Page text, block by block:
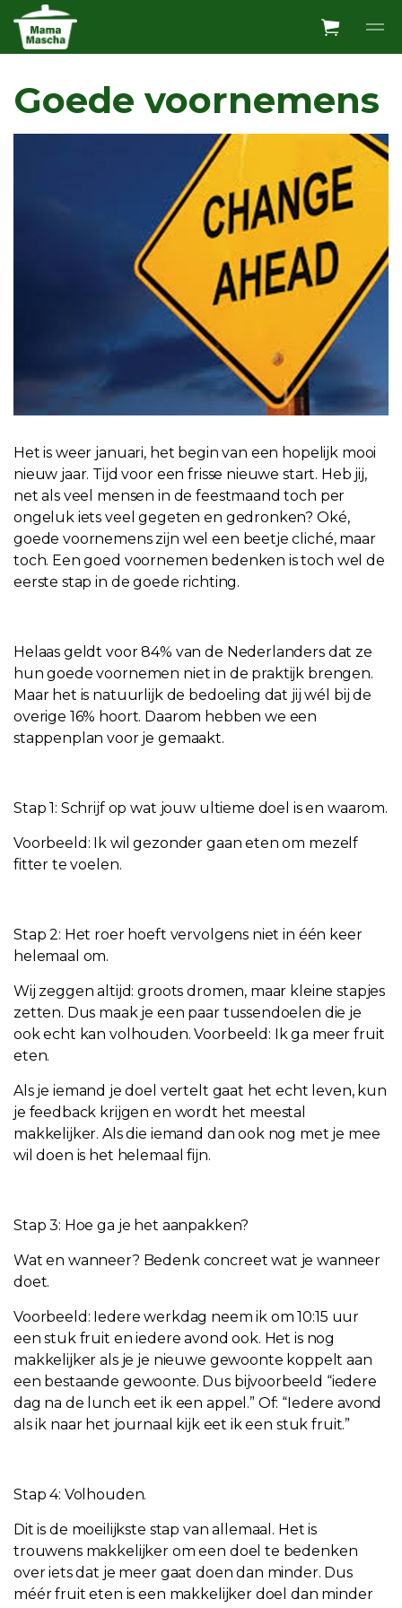
Overslaan en ga direct naar de inhoud
Goede voornemens
Het is weer januari, het begin van een hopelijk mooi
nieuw jaar. Tijd voor een frisse nieuwe start. Heb jij,
net als veel mensen in de feestmaand toch per
ongeluk iets veel gegeten en gedronken? Oké,
goede voornemens zijn wel een beetje cliché, maar
toch. Een goed voornemen bedenken is toch wel de
eerste stap in de goede richting.
Helaas geldt voor 84% van de Nederlanders dat ze
hun goede voornemen niet in de praktijk brengen.
Maar het is natuurlijk de bedoeling dat jij wél bij de
overige 16% hoort. Daarom hebben we een
stappenplan voor je gemaakt.
Stap 1: Schrijf op wat jouw ultieme doel is en waarom.
Voorbeeld: Ik wil gezonder gaan eten om mezelf
fitter te voelen.
Stap 2: Het roer hoeft vervolgens niet in één keer
helemaal om.
Wij zeggen altijd: groots dromen, maar kleine stapjes
zetten. Dus maak je een paar tussendoelen die je
ook echt kan volhouden. Voorbeeld: Ik ga meer fruit
eten.
Als je iemand je doel vertelt gaat het echt leven, kun
je feedback krijgen en wordt het meestal
makkelijker. Als die iemand dan ook nog met je mee
wil doen is het helemaal fijn.
Stap 3: Hoe ga je het aanpakken?
Wat en wanneer? Bedenk concreet wat je wanneer
doet.
Voorbeeld: Iedere werkdag neem ik om 10:15 uur
een stuk fruit en iedere avond ook. Het is nog
makkelijker als je je nieuwe gewoonte koppelt aan
een bestaande gewoonte. Dus bijvoorbeeld “iedere
dag na de lunch eet ik een appel.” Of: “Iedere avond
als ik naar het journaal kijk eet ik een stuk fruit.”
Stap 4: Volhouden.
Dit is de moeilijkste stap van allemaal. Het is
trouwens makkelijker om een doel te bedenken
over iets dat je meer gaat doen dan minder. Dus
méér fruit eten is een makkelijker doel dan minder